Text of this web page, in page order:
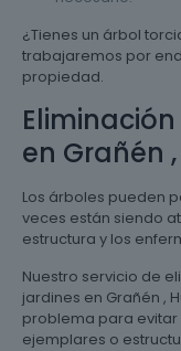
¿Tienes un árbol
trabajaremos por
propiedad.
en Grañén
Los árboles pueden
veces están siendo
estructura y los
Nuestro servicio de
jardines en Grañén ,
problema para
ejemplares o